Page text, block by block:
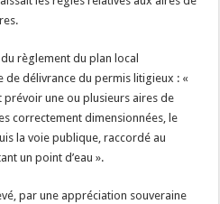
règlement du plan local
de délivrance du permis litigieux : «
une ou plusieurs aires de
correctement dimensionnées, le
la voie publique, raccordé au
un point d’eau ».
par une appréciation souveraine